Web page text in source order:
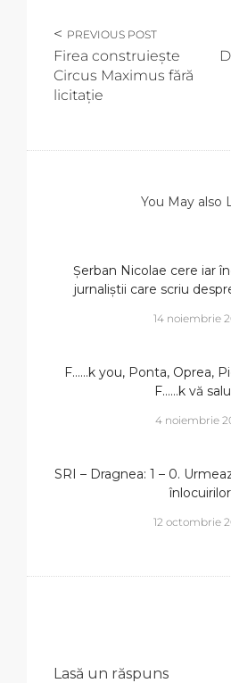
PREVIOUS POST
Firea construiește
Circus Maximus fără
licitație
You May also
Șerban Nicolae cere iar
jurnaliștii care scriu
14 noiembrie
F……k you, Ponta, Oprea,
F……k vă
4 noiembrie
SRI – Dragnea: 1 – 0.
înlocuirilor
12 octombrie
Lasă un răspuns